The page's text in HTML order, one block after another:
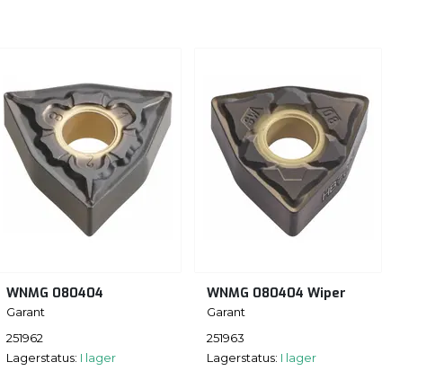
WNMG 080404
Garant
251962
Lagerstatus: I lager
WNMG 080404 Wiper
Garant
251963
Lagerstatus: I lager